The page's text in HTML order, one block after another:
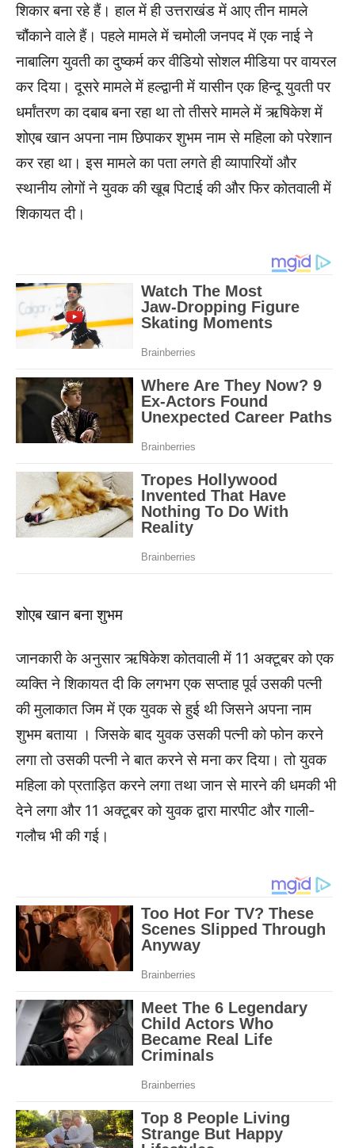
शिकार बना रहे हैं। हाल में ही उत्तराखंड में आए तीन मामले
चौंकाने वाले हैं। पहले मामले में चमोली जनपद में एक नाई ने
नाबालिग युवती का दुष्कर्म कर वीडियो सोशल मीडिया पर वायरल
कर दिया। दूसरे मामले में हल्द्वानी में यासीन एक हिन्दू युवती पर
धर्मांतरण का दबाब बना रहा था तो तीसरे मामले में ऋषिकेश में
शोएब खान अपना नाम छिपाकर शुभम नाम से महिला को परेशान
कर रहा था। इस मामले का पता लगते ही व्यापारियों और
स्थानीय लोगों ने युवक की खूब पिटाई की और फिर कोतवाली में
शिकायत दी।
शोएब खान बना शुभम
जानकारी के अनुसार ऋषिकेश कोतवाली में 11 अक्टूबर को एक
व्यक्ति ने शिकायत दी कि लगभग एक सप्ताह पूर्व उसकी पत्नी
की मुलाकात जिम में एक युवक से हुई थी जिसने अपना नाम
शुभम बताया । जिसके बाद युवक उसकी पत्नी को फोन करने
लगा तो उसकी पत्नी ने बात करने से मना कर दिया। तो युवक
महिला को प्रताड़ित करने लगा तथा जान से मारने की धमकी भी
देने लगा और 11 अक्टूबर को युवक द्वारा मारपीट और गाली-
गलौच भी की गई।